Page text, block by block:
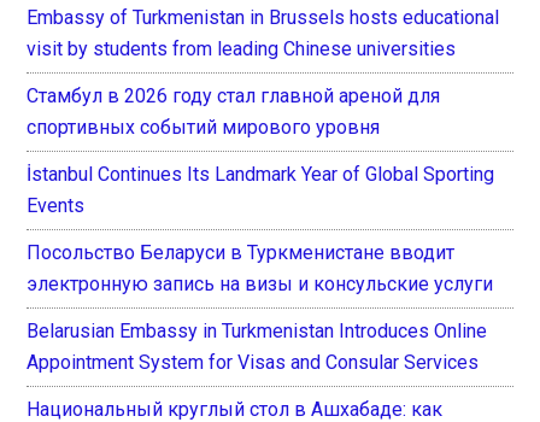
Embassy of Turkmenistan in Brussels hosts educational
visit by students from leading Chinese universities
Стамбул в 2026 году стал главной ареной для
спортивных событий мирового уровня
İstanbul Continues Its Landmark Year of Global Sporting
Events
Посольство Беларуси в Туркменистане вводит
электронную запись на визы и консульские услуги
Belarusian Embassy in Turkmenistan Introduces Online
Appointment System for Visas and Consular Services
Национальный круглый стол в Ашхабаде: как